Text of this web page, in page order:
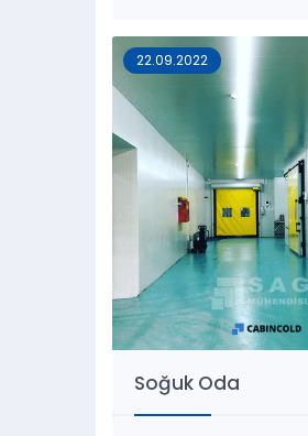
sağlayan mahallerin
oluşturulmasını sağlar.
Depoları; Saklanacak
ürün özelliğin, istenilen
istenilen nem
farklılık
genel olarak
sınıflandırma...
22.09.2022
Soğuk Oda